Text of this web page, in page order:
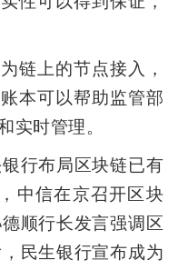
链上的节点接入，
本可以帮助监管部
实时管理。
行布局区块链已有
中信在京召开区块
顺行长发言强调区
民生银行宣布成为